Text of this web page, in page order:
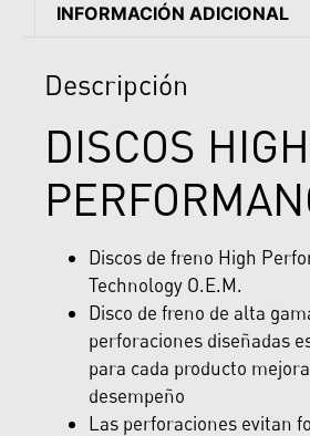
INFORMACIÓN ADICIONAL
Descripción
DISCOS HIGH
Discos de freno High
Technology O.E.M.
Disco de freno de alta
perforaciones diseñadas
para cada producto
desempeño
Las perforaciones evitan